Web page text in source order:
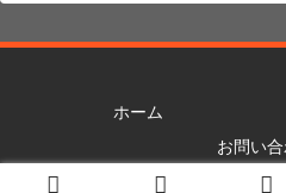
ホーム
お問い
© 2021 GAMETREE(R18) 美少女